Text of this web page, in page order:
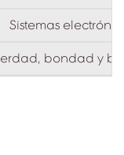
Sistemas
bondad y